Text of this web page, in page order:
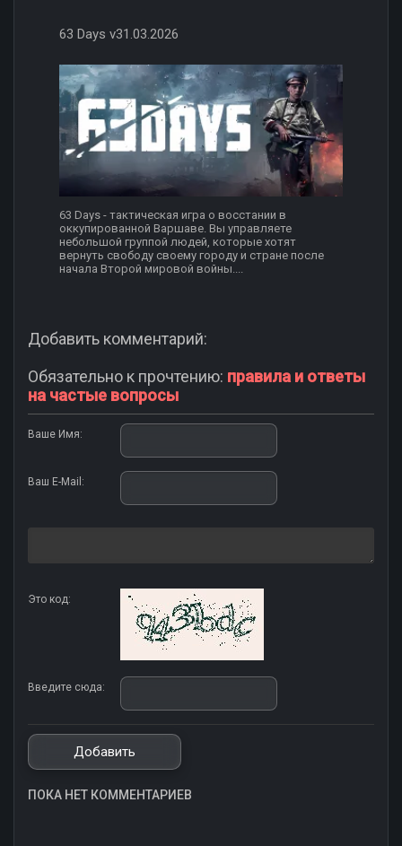
63 Days v31.03.2026
63 Days - тактическая игра о восстании в
оккупированной Варшаве. Вы управляете
небольшой группой людей, которые хотят
вернуть свободу своему городу и стране после
начала Второй мировой войны....
Добавить комментарий:
Обязательно к прочтению: правила и ответы
на частые вопросы
Ваше Имя:
Ваш E-Mail:
Это код:
Введите сюда:
ПОКА НЕТ КОММЕНТАРИЕВ